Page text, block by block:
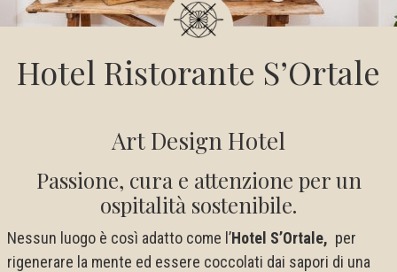
Hotel Ristorante S’Ortale
Art Design Hotel
Passione, cura e attenzione per un
ospitalità sostenibile.
Nessun luogo è così adatto come l’Hotel S’Ortale, per
rigenerare la mente ed essere coccolati dai sapori di una